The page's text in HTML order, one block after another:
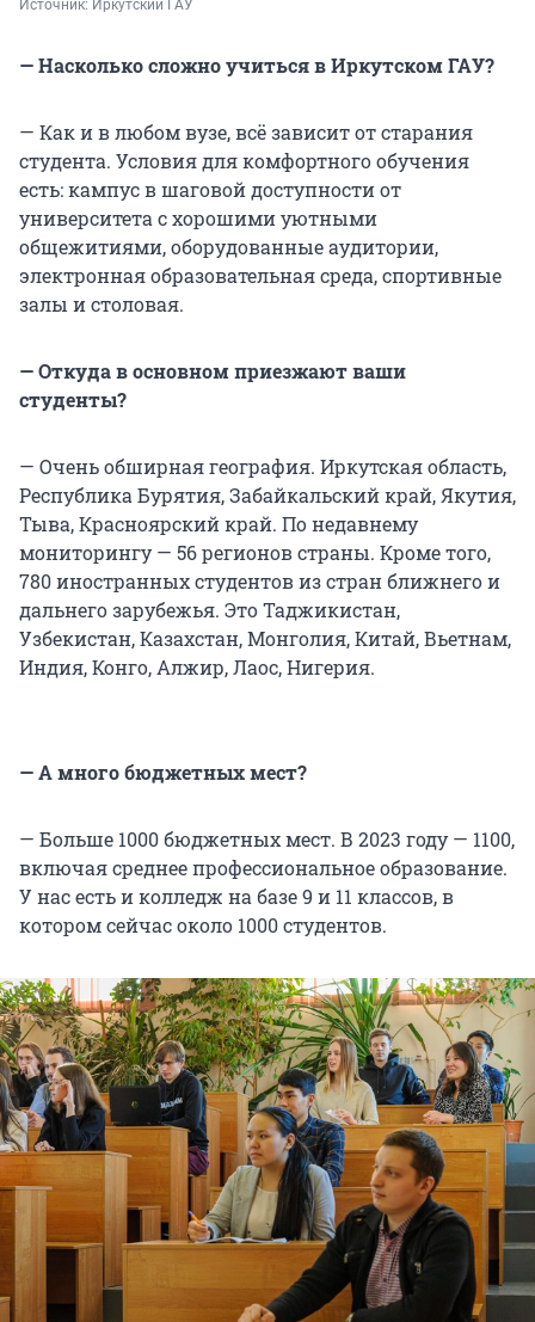
Источник: Иркутский ГАУ
— Насколько сложно учиться в Иркутском ГАУ?
— Как и в любом вузе, всё зависит от старания
студента. Условия для комфортного обучения
есть: кампус в шаговой доступности от
университета с хорошими уютными
общежитиями, оборудованные аудитории,
электронная образовательная среда, спортивные
залы и столовая.
— Откуда в основном приезжают ваши
студенты?
— Очень обширная география. Иркутская область,
Республика Бурятия, Забайкальский край, Якутия,
Тыва, Красноярский край. По недавнему
мониторингу — 56 регионов страны. Кроме того,
780 иностранных студентов из стран ближнего и
дальнего зарубежья. Это Таджикистан,
Узбекистан, Казахстан, Монголия, Китай, Вьетнам,
Индия, Конго, Алжир, Лаос, Нигерия.
— А много бюджетных мест?
— Больше 1000 бюджетных мест. В 2023 году — 1100,
включая среднее профессиональное образование.
У нас есть и колледж на базе 9 и 11 классов, в
котором сейчас около 1000 студентов.